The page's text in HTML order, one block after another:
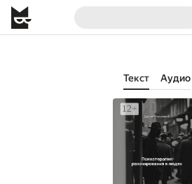
Текст Аудио